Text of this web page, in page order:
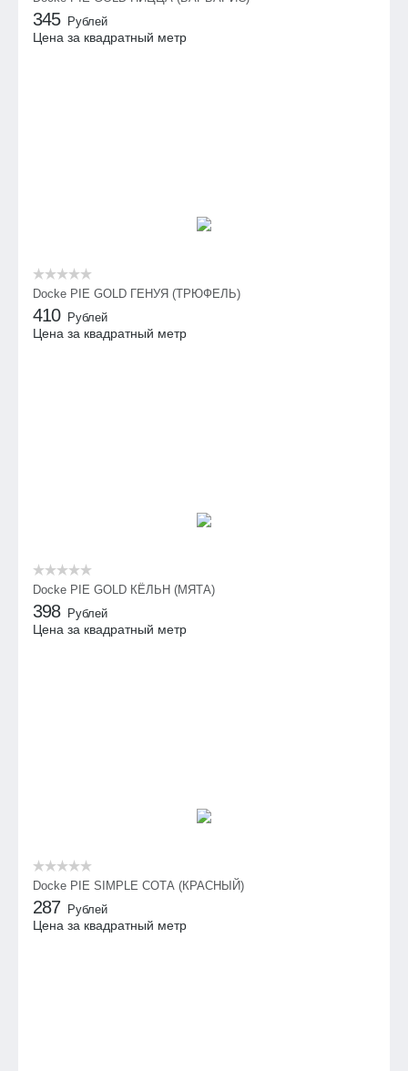
345 Рублей
Цена за квадратный метр
Docke PIE GOLD ГЕНУЯ (ТРЮФЕЛЬ)
410 Рублей
Цена за квадратный метр
Docke PIE GOLD КЁЛЬН (МЯТА)
398 Рублей
Цена за квадратный метр
Docke PIE SIMPLE СОТА (КРАСНЫЙ)
287 Рублей
Цена за квадратный метр